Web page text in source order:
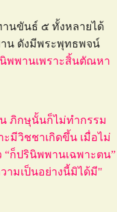
นขันธ์ ๕ ทั้งหลายได้
น ดังมีพระพุทธพจน์
นิพพานเพราะสิ้นตัณหา
ภิกษุนั้นก็ไม่ทำกรรม
ะมีวิชชาเกิดขึ้น เมื่อไม่
“ก็ปรินิพพานเฉพาะตน”
ามเป็นอย่างนี้มิได้มี"